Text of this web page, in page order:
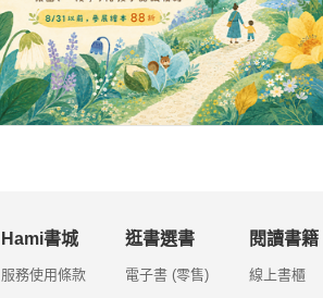
Hami書城
服務使用條款
逛書選書
電子書 (零售)
閱讀書籍
線上書櫃